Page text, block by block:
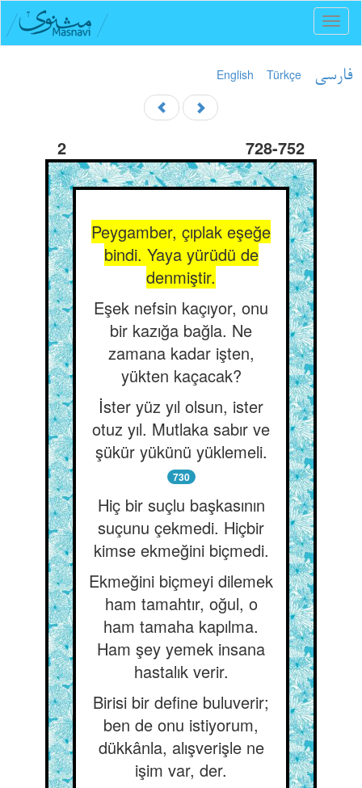
English Türkçe فارسی
2 728-752
Peygamber, çıplak eşeğe
bindi. Yaya yürüdü de
denmiştir.
Eşek nefsin kaçıyor, onu
bir kazığa bağla. Ne
zamana kadar işten,
yükten kaçacak?
İster yüz yıl olsun, ister
otuz yıl. Mutlaka sabır ve
şükür yükünü yüklemeli.
730
Hiç bir suçlu başkasının
suçunu çekmedi. Hiçbir
kimse ekmeğini biçmedi.
Ekmeğini biçmeyi dilemek
ham tamahtır, oğul, o
ham tamaha kapılma.
Ham şey yemek insana
hastalık verir.
Birisi bir define buluverir;
ben de onu istiyorum,
dükkânla, alışverişle ne
işim var, der.